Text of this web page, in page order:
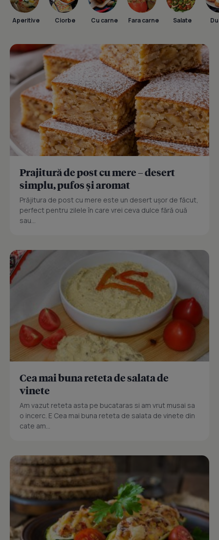
Aperitive Ciorbe Cu carne Fara carne Salate
Prajitură de post cu mere – desert
simplu, pufos și aromat
Prăjitura de post cu mere este un desert ușor de făcut,
perfect pentru zilele în care vrei ceva dulce fără ouă
sau...
Cea mai buna reteta de salata de
vinete
Am vazut reteta asta pe bucataras si am vrut musai sa
o incerc. E Cea mai buna reteta de salata de vinete din
cate am...